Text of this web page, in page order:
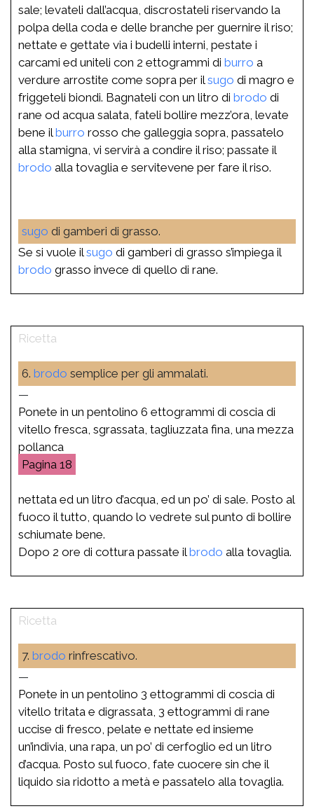
sale; levateli dall’acqua, discrostateli riservando la
polpa della coda e delle branche per guernire il riso;
nettate e gettate via i budelli interni, pestate i
carcami ed uniteli con 2 ettogrammi di burro a
verdure arrostite come sopra per ilsugo di magro e
friggeteli biondi. Bagnateli con un litro di brodo di
rane od acqua salata, fateli bollire mezz’ora, levate
bene ilburro rosso che galleggia sopra, passatelo
alla stamigna, vi servirà a condire il riso; passate il
brodo alla tovaglia e servitevene per fare il riso.
sugo di gamberi di grasso.
Se si vuole ilsugo di gamberi di grasso s’impiega il
brodo grasso invece di quello di rane.
6. brodo semplice per gli ammalati.
—
Ponete in un pentolino 6 ettogrammi di coscia di
vitello fresca, sgrassata, tagliuzzata fina, una mezza
pollanca
18
nettata ed un litro d’acqua, ed un po’ di sale. Posto al
fuoco il tutto, quando lo vedrete sul punto di bollire
schiumate bene.
Dopo 2 ore di cottura passate ilbrodo alla tovaglia.
7. brodo rinfrescativo.
—
Ponete in un pentolino 3 ettogrammi di coscia di
vitello tritata e digrassata, 3 ettogrammi di rane
uccise di fresco, pelate e nettate ed insieme
un’indivia, una rapa, un po’ di cerfoglio ed un litro
d’acqua. Posto sul fuoco, fate cuocere sin che il
liquido sia ridotto a metà e passatelo alla tovaglia.